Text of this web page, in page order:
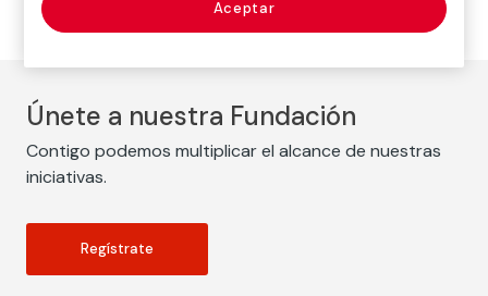
Únete a nuestra Fundación
Contigo podemos multiplicar el alcance de nuestras
iniciativas.
Regístrate
Aceptar